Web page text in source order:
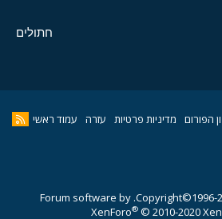
חתולים
הפורום מדיניות פרטיות עזרה עמוד ראשי
Copyright©1996-
Forum software by
XenForo® © 2010-2020